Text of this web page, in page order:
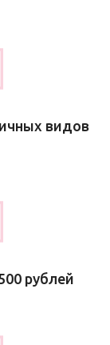
видов
рублей